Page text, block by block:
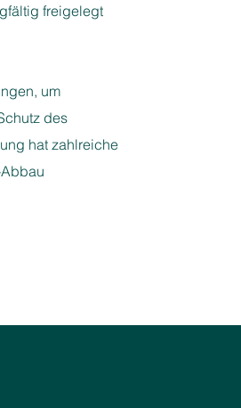
freigelegt
um
des
hat zahlreiche